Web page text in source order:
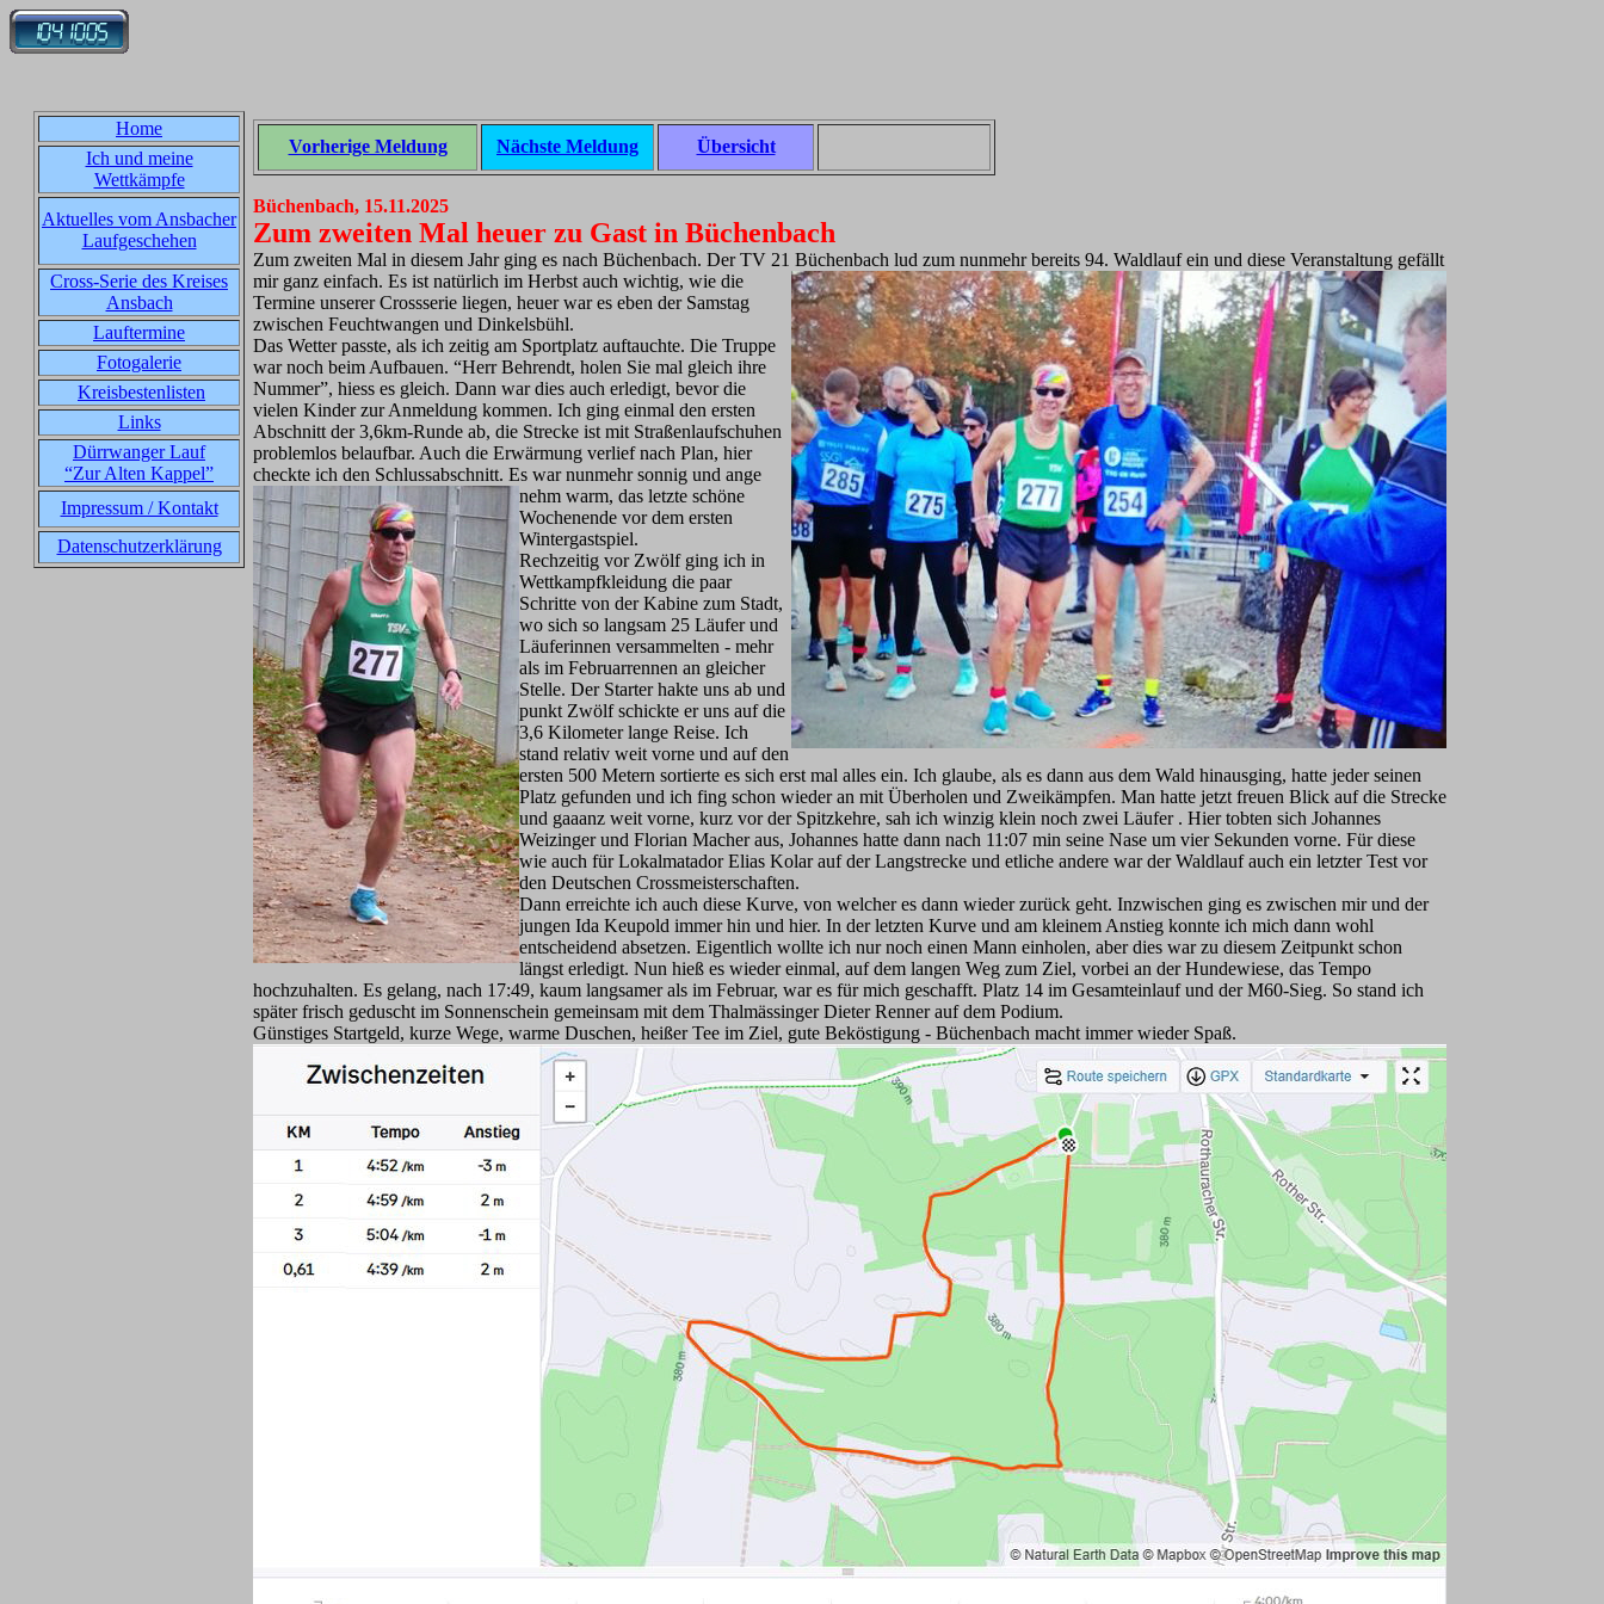
Home
Ich und meine
Wettkämpfe
Aktuelles vom Ansbacher
Laufgeschehen
Cross-Serie des Kreises
Ansbach
Lauftermine
Fotogalerie
Kreisbestenlisten
Links
Dürrwanger Lauf
“Zur Alten Kappel”
Impressum / Kontakt
Datenschutzerklärung
Vorherige Meldung Nächste Meldung Übersicht
Büchenbach, 15.11.2025
Zum zweiten Mal heuer zu Gast in Büchenbach
Zum zweiten Mal in diesem Jahr ging es nach Büchenbach. Der TV 21 Büchenbach lud zum nunmehr bereits 94. Waldlauf ein und diese Veranstaltung gefällt
mir ganz einfach. Es ist natürlich im Herbst auch wichtig, wie die
Termine unserer Crossserie liegen, heuer war es eben der Samstag
zwischen Feuchtwangen und Dinkelsbühl.
Das Wetter passte, als ich zeitig am Sportplatz auftauchte. Die Truppe
war noch beim Aufbauen. “Herr Behrendt, holen Sie mal gleich ihre
Nummer”, hiess es gleich. Dann war dies auch erledigt, bevor die
vielen Kinder zur Anmeldung kommen. Ich ging einmal den ersten
Abschnitt der 3,6km-Runde ab, die Strecke ist mit Straßenlaufschuhen
problemlos belaufbar. Auch die Erwärmung verlief nach Plan, hier
checkte ich den Schlussabschnitt. Es war nunmehr sonnig und ange
nehm warm, das letzte schöne
Wochenende vor dem ersten
Wintergastspiel.
Rechzeitig vor Zwölf ging ich in
Wettkampfkleidung die paar
Schritte von der Kabine zum Stadt,
wo sich so langsam 25 Läufer und
Läuferinnen versammelten - mehr
als im Februarrennen an gleicher
Stelle. Der Starter hakte uns ab und
punkt Zwölf schickte er uns auf die
3,6 Kilometer lange Reise. Ich
stand relativ weit vorne und auf den
ersten 500 Metern sortierte es sich erst mal alles ein. Ich glaube, als es dann aus dem Wald hinausging, hatte jeder seinen
Platz gefunden und ich fing schon wieder an mit Überholen und Zweikämpfen. Man hatte jetzt freuen Blick auf die Strecke
und gaaanz weit vorne, kurz vor der Spitzkehre, sah ich winzig klein noch zwei Läufer . Hier tobten sich Johannes
Weizinger und Florian Macher aus, Johannes hatte dann nach 11:07 min seine Nase um vier Sekunden vorne. Für diese
wie auch für Lokalmatador Elias Kolar auf der Langstrecke und etliche andere war der Waldlauf auch ein letzter Test vor
den Deutschen Crossmeisterschaften.
Dann erreichte ich auch diese Kurve, von welcher es dann wieder zurück geht. Inzwischen ging es zwischen mir und der
jungen Ida Keupold immer hin und hier. In der letzten Kurve und am kleinem Anstieg konnte ich mich dann wohl
entscheidend absetzen. Eigentlich wollte ich nur noch einen Mann einholen, aber dies war zu diesem Zeitpunkt schon
längst erledigt. Nun hieß es wieder einmal, auf dem langen Weg zum Ziel, vorbei an der Hundewiese, das Tempo
hochzuhalten. Es gelang, nach 17:49, kaum langsamer als im Februar, war es für mich geschafft. Platz 14 im Gesamteinlauf und der M60-Sieg. So stand ich
später frisch geduscht im Sonnenschein gemeinsam mit dem Thalmässinger Dieter Renner auf dem Podium.
Günstiges Startgeld, kurze Wege, warme Duschen, heißer Tee im Ziel, gute Beköstigung - Büchenbach macht immer wieder Spaß.